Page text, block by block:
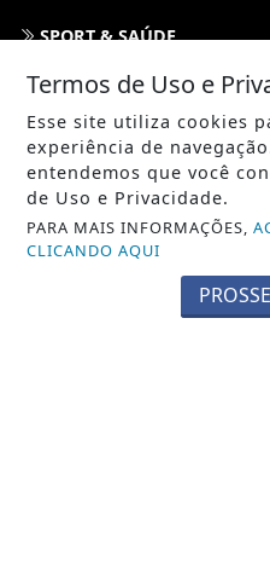
SPORT & SAÚDE
INÍCIO
SOBRE
TERMOS DE USO E
Termos de Uso e
Esse site utiliza cookies
experiência de
entendemos que você
de Uso e Privacidade.
PARA MAIS INFORMAÇÕES,
CLICANDO AQUI